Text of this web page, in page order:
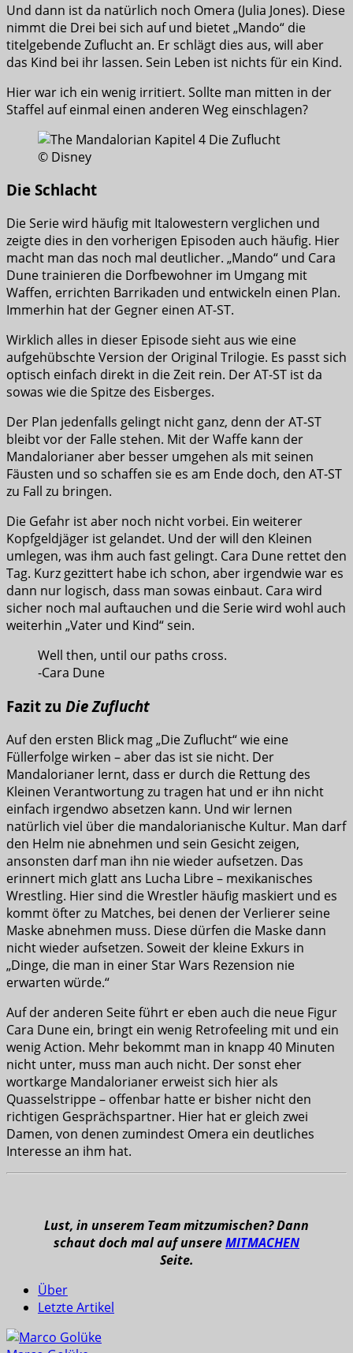
Und dann ist da natürlich noch Omera (Julia Jones). Diese
nimmt die Drei bei sich auf und bietet „Mando“ die
titelgebende Zuflucht an. Er schlägt dies aus, will aber
das Kind bei ihr lassen. Sein Leben ist nichts für ein Kind.
Hier war ich ein wenig irritiert. Sollte man mitten in der
Staffel auf einmal einen anderen Weg einschlagen?
© Disney
Die Schlacht
Die Serie wird häufig mit Italowestern verglichen und
zeigte dies in den vorherigen Episoden auch häufig. Hier
macht man das noch mal deutlicher. „Mando“ und Cara
Dune trainieren die Dorfbewohner im Umgang mit
Waffen, errichten Barrikaden und entwickeln einen Plan.
Immerhin hat der Gegner einen AT-ST.
Wirklich alles in dieser Episode sieht aus wie eine
aufgehübschte Version der Original Trilogie. Es passt sich
optisch einfach direkt in die Zeit rein. Der AT-ST ist da
sowas wie die Spitze des Eisberges.
Der Plan jedenfalls gelingt nicht ganz, denn der AT-ST
bleibt vor der Falle stehen. Mit der Waffe kann der
Mandalorianer aber besser umgehen als mit seinen
Fäusten und so schaffen sie es am Ende doch, den AT-ST
zu Fall zu bringen.
Die Gefahr ist aber noch nicht vorbei. Ein weiterer
Kopfgeldjäger ist gelandet. Und der will den Kleinen
umlegen, was ihm auch fast gelingt. Cara Dune rettet den
Tag. Kurz gezittert habe ich schon, aber irgendwie war es
dann nur logisch, dass man sowas einbaut. Cara wird
sicher noch mal auftauchen und die Serie wird wohl auch
weiterhin „Vater und Kind“ sein.
Well then, until our paths cross.
-Cara Dune
Fazit zu Die Zuflucht
Auf den ersten Blick mag „Die Zuflucht“ wie eine
Füllerfolge wirken – aber das ist sie nicht. Der
Mandalorianer lernt, dass er durch die Rettung des
Kleinen Verantwortung zu tragen hat und er ihn nicht
einfach irgendwo absetzen kann. Und wir lernen
natürlich viel über die mandalorianische Kultur. Man darf
den Helm nie abnehmen und sein Gesicht zeigen,
ansonsten darf man ihn nie wieder aufsetzen. Das
erinnert mich glatt ans Lucha Libre – mexikanisches
Wrestling. Hier sind die Wrestler häufig maskiert und es
kommt öfter zu Matches, bei denen der Verlierer seine
Maske abnehmen muss. Diese dürfen die Maske dann
nicht wieder aufsetzen. Soweit der kleine Exkurs in
„Dinge, die man in einer Star Wars Rezension nie
erwarten würde.“
Auf der anderen Seite führt er eben auch die neue Figur
Cara Dune ein, bringt ein wenig Retrofeeling mit und ein
wenig Action. Mehr bekommt man in knapp 40 Minuten
nicht unter, muss man auch nicht. Der sonst eher
wortkarge Mandalorianer erweist sich hier als
Quasselstrippe – offenbar hatte er bisher nicht den
richtigen Gesprächspartner. Hier hat er gleich zwei
Damen, von denen zumindest Omera ein deutliches
Interesse an ihm hat.
Lust, in unserem Team mitzumischen? Dann
schaut doch mal auf unsereMITMACHEN
Seite.
Über
Letzte Artikel